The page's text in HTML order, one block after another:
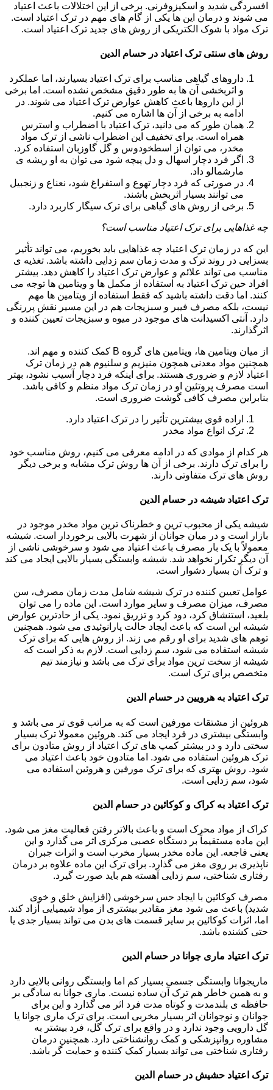
افسردگی شدید و اسکیزوفرنی. برخی از این اختلالات باعث اعتیاد
می شوند و درمان این ها یکی از گام های مهم در ترک اعتیاد است.
ترک مواد با شوک الکتریکی از روش های جدید ترک اعتیاد است.
روش های سنتی ترک اعتیاد در حسام الدین
داروهای گیاهی مناسب برای ترک اعتیاد بسیارند، اما عملکرد
و اثربخشی آن ها به طور دقیق مشخص نشده است. اما برخی
از این داروها باعث کاهش عوارض ترک اعتیاد می شوند. در
ادامه به برخی از آن ها اشاره می کنیم.
همان طور که می دانید، ترک اعتیاد با اضطراب و استرس
همراه است. برای تخفیف این اضطراب ناشی از ترک مواد
مخدر، می توان از اسطخودوس و گل گاوزبان استفاده کرد.
اگر فرد دچار اسهال و دل پیچه شود می توان به او ریشه ی
مارشمالو داد.
در صورتی که فرد دچار تهوع و استفراغ شود، نعناع و زنجبیل
می توانند بسیار اثربخش باشند.
برخی از روش های گیاهی برای ترک سیگار کاربرد دارد.
چه غذاهایی برای ترک اعتیاد مناسب است؟
این که در زمان ترک اعتیاد چه غذاهایی باید بخوریم، می تواند تأثیر
بسزایی در روند ترک و مدت زمان سم زدایی داشته باشد. تغذیه ی
مناسب می تواند علائم و عوارض ترک اعتیاد را کاهش دهد. بیشتر
افراد حین ترک اعتیاد به استفاده از مکمل ها و ویتامین ها توجه می
کنند. اما دقت داشته باشید که فقط استفاده از ویتامین ها مهم
نیست، بلکه مصرف فیبر و سبزیجات هم در این مسیر نقش پررنگی
دارد. آنتی اکسیدانت های موجود در میوه و سبزیجات تعیین کننده و
اثرگذارند.
از میان ویتامین ها، ویتامین های گروه B کمک کننده و مهم اند.
همچنین مواد معدنی همچون منیزیم و سلنیوم هم در زمان ترک
اعتیاد لازم و ضروری هستند. برای اینکه فرد دچار آسیب نشود، بهتر
است مصرف پروتئین او در زمان ترک مواد منظم و کافی باشد.
بنابراین مصرف کافی گوشت ضروری است.
اراده قوی بیشترین تأثیر را در ترک اعتیاد دارد.
ترک انواع مواد مخدر
هر کدام از موادی که در ادامه معرفی می کنیم، روش مناسب خود
را برای ترک دارند. برخی از آن ها روش ترک مشابه و برخی دیگر
روش های ترک متفاوتی دارند.
ترک اعتیاد شیشه در حسام الدین
شیشه یکی از محبوب ترین و خطرناک ترین مواد مخدر موجود در
بازار است و در میان جوانان از شهرت بالایی برخوردار است. شیشه
معمولاً با یک بار مصرف باعث اعتیاد می شود و سرخوشی ناشی از
آن دیگر تکرار نخواهد شد. شیشه وابستگی بسیار بالایی ایجاد می کند
و ترک آن بسیار دشوار است.
عوامل تعیین کننده در ترک شیشه شامل مدت زمان مصرف، سن
مصرف، میزان مصرف و سایر موارد است. این ماده را می توان
بلعید، استنشاق کرد، دود کرد و تزریق نمود. یکی از حادترین عوارض
شیشه این است که باعث ایجاد حالت پارانوئیدی می شود. همچنین
توهم های شدید برای او رقم می زند. از روش هایی که برای ترک
شیشه استفاده می شود، سم زدایی است. لازم به ذکر است که
شیشه از سخت ترین مواد برای ترک می باشد و نیازمند تیم
متخصص برای ترک است.
ترک اعتیاد به هرویین در حسام الدین
هروئین از مشتقات مورفین است که به مراتب قوی تر می باشد و
وابستگی بیشتری در فرد ایجاد می کند. هروئین معمولا ترک بسیار
سختی دارد و در بیشتر کمپ های ترک اعتیاد از روش متادون برای
ترک هروئین استفاده می شود. اما متادون خود باعث اعتیاد می
شود. روش بهتری که برای ترک مورفین و هروئین استفاده می
شود، سم زدایی است.
ترک اعتیاد به کراک و کوکائین در حسام الدین
کراک از مواد محرک است و باعث بالاتر رفتن فعالیت مغز می شود.
این ماده مستقیماً بر دستگاه عصبی مرکزی اثر می گذارد و این
یعنی فاجعه. این ماده مخدر بسیار مخرب است و اثرات جبران
ناپذیری بر روی مغز می گذارد. برای ترک این ماده علاوه بر درمان
رفتاری شناختی، سم زدایی آهسته هم باید صورت گیرد.
مصرف کوکائین با ایجاد حس سرخوشی (افزایش خلق و خوی
شدید) باعث می شود مغز مقادیر بیشتری از مواد شیمیایی آزاد کند.
اما، اثرات کوکائین بر سایر قسمت های بدن می تواند بسیار جدی یا
حتی کشنده باشد.
ترک اعتیاد ماری جوانا در حسام الدین
ماریجوانا وابستگی جسمی بسیار کم اما وابستگی روانی بالایی دارد
و به همین خاطر هم ترک آن ساده نیست. ماری جوانا به سادگی بر
حافظه ی بلندمدت و کوتاه مدت فرد اثر می گذارد و این برای
جوانان و نوجوانان اثر بسیار مخربی است. برای ترک ماری جوانا یا
گل دارویی وجود ندارد و در واقع برای ترک گل، فرد بیشتر به
مشاوره روانپزشکی و کمک روانشناختی دارد. همچنین درمان
رفتاری شناختی می تواند بسیار کمک کننده و حمایت گر باشد.
ترک اعتیاد حشیش در حسام الدین